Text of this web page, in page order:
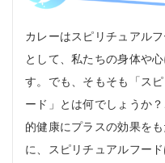
カレーはスピリチュアル
として、私たちの身体や
す。でも、そもそも「ス
ード」とは何でしょうか
的健康にプラスの効果を
に、スピリチュアルフー